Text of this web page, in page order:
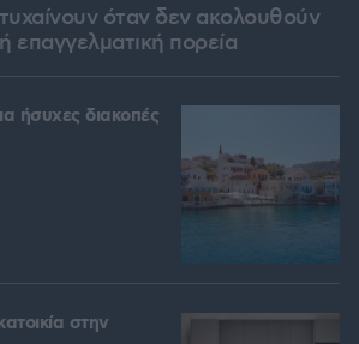
όταν δεν ακολουθούν
επαγγελματική πορεία
ήσυχες διακοπές
στην